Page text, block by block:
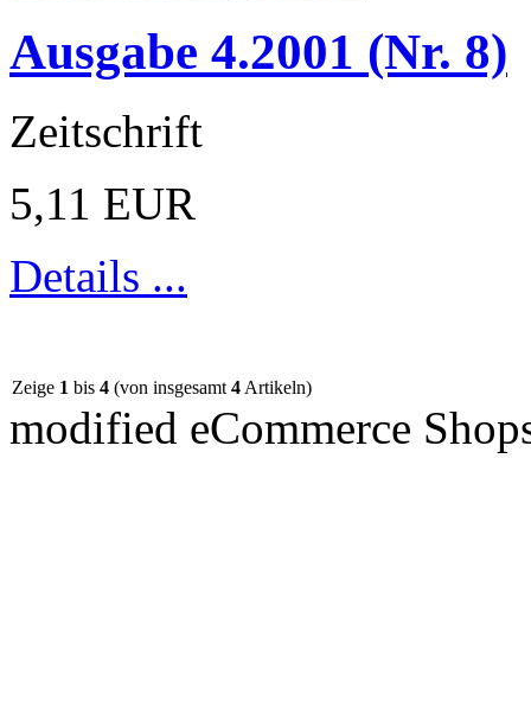
Ausgabe 4.2001 (Nr. 8)
Zeitschrift
5,11 EUR
Details ...
Zeige 1 bis 4 (von insgesamt 4 Artikeln)
modified eCommerce